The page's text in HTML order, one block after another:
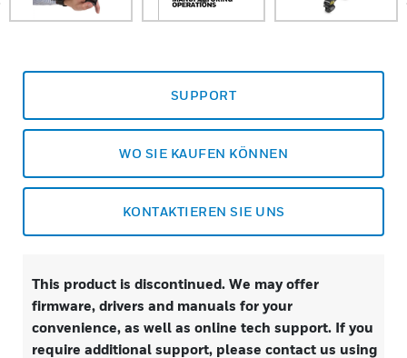
SUPPORT
WO SIE KAUFEN KÖNNEN
KONTAKTIEREN SIE UNS
This product is discontinued. We may offer
firmware, drivers and manuals for your
convenience, as well as online tech support. If you
require additional support, please contact us using